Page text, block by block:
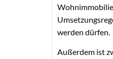
werden dürfen.
Außerdem ist